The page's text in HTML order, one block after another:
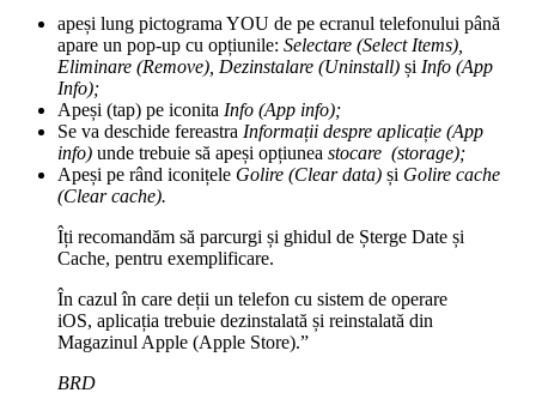
apeși lung pictograma YOU de pe ecranul telefonului până
apare un pop-up cu opțiunile: Selectare (Select Items),
Eliminare (Remove), Dezinstalare (Uninstall) și Info (App
Info);
Apeși (tap) pe iconita Info (App info);
Se va deschide fereastra Informații despre aplicație (App
info) unde trebuie să apeși opțiunea stocare (storage);
Apeși pe rând iconițele Golire (Clear data) și Golire cache
(Clear cache).
Îți recomandăm să parcurgi și ghidul de Șterge Date și
Cache, pentru exemplificare.
În cazul în care deții un telefon cu sistem de operare
iOS, aplicația trebuie dezinstalată și reinstalată din
Magazinul Apple (Apple Store).”
BRD